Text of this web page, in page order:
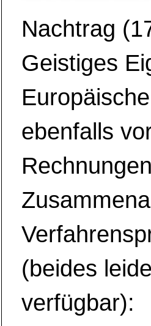
Nachtrag
Geistiges
ebenfalls
(beides
verfügbar):